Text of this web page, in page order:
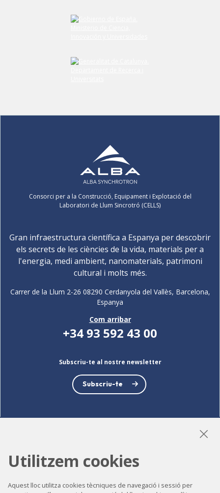
Consorci per a la Construcció, Equipament i Explotació del
Laboratori de Llum Sincrotró (CELLS)
Gran infraestructura científica a Espanya per descobrir
els secrets de les ciències de la vida, materials per a
l'energia, medi ambient, nanomaterials, patrimoni
cultural i molts més.
Carrer de la Llum 2-26 08290 Cerdanyola del Vallès, Barcelona,
Espanya
Com arribar
+34 93 592 43 00
Subscriu-te al nostre newsletter
Subscriu-te
Utilitzem cookies
Aquest lloc utilitza cookies tècniques de navegació i sessió per